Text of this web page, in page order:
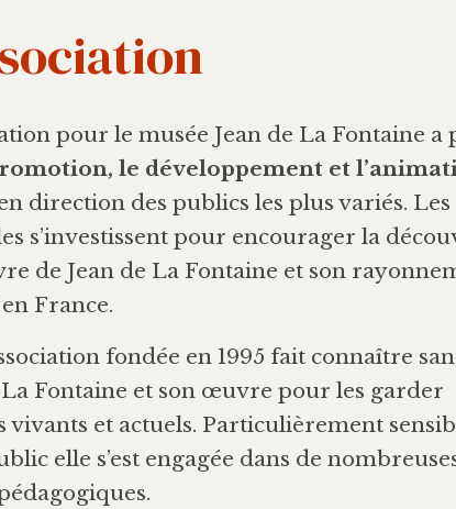
pour le musée Jean de La Fontaine a
le développement et
direction des publics les plus variés. Les
s’investissent pour encourager la
de Jean de La Fontaine et son
France.
fondée en 1995 fait connaître
Fontaine et son œuvre pour les garder
vivants et actuels. Particulièrement
elle s’est engagée dans de